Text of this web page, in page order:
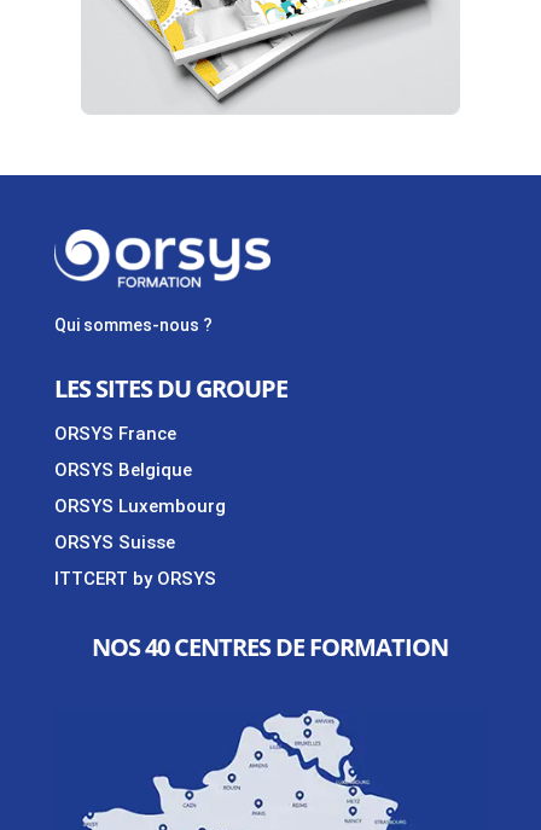
Qui sommes-nous ?
LES SITES DU GROUPE
ORSYS France
ORSYS Belgique
ORSYS Luxembourg
ORSYS Suisse
ITTCERT by ORSYS
NOS 40 CENTRES DE FORMATION